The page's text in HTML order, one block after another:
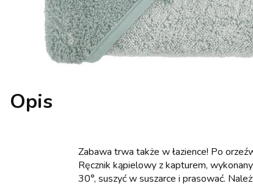
Opis
Zabawa trwa także w łazience! Po
Ręcznik kąpielowy z kapturem,
30°, suszyć w suszarce i prasować.